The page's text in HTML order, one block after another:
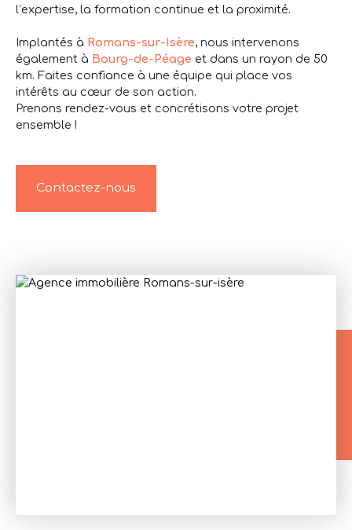
l’expertise, la formation continue et la proximité.
Implantés à Romans-sur-Isère, nous intervenons
également à Bourg-de-Péage et dans un rayon de 50
km. Faites confiance à une équipe qui place vos
intérêts au cœur de son action.
Prenons rendez-vous et concrétisons votre projet
ensemble !
Contactez-nous